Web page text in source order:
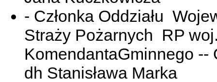
- Członka Oddziału
Straży Pożarnych RP
KomendantaGminnego
dh Stanisława Marka